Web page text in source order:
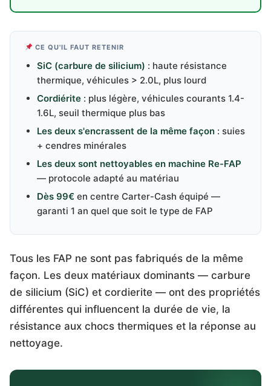
CE QU'IL FAUT RETENIR
SiC (carbure de silicium) : haute résistance
thermique, véhicules > 2.0L, plus lourd
Cordiérite : plus légère, véhicules courants 1.4-
1.6L, seuil thermique plus bas
Les deux s'encrassent de la même façon : suies
+ cendres minérales
Les deux sont nettoyables en machine Re-FAP
— protocole adapté au matériau
Dès 99€ en centre Carter-Cash équipé —
garanti 1 an quel que soit le type de FAP
Tous les FAP ne sont pas fabriqués de la même
façon. Les deux matériaux dominants — carbure
de silicium (SiC) et cordierite — ont des propriétés
différentes qui influencent la durée de vie, la
résistance aux chocs thermiques et la réponse au
nettoyage.